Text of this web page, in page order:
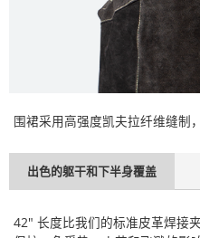
围裙采用高强度凯夫拉纤维缝制
出色的躯干和下半身覆盖
42" 长度比我们的标准皮革焊接